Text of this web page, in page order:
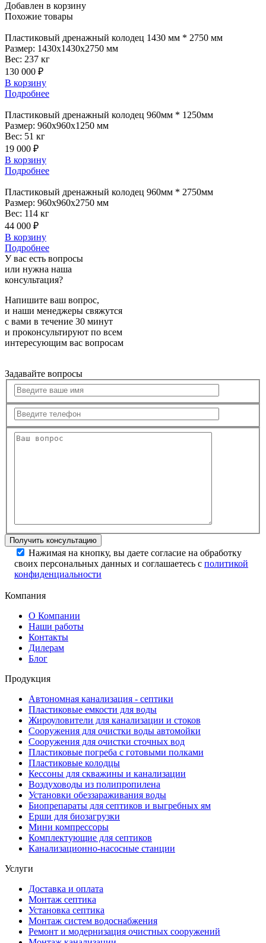
Добавлен в корзину
Похожие товары
Пластиковый дренажный колодец 1430 мм * 2750 мм
Размер: 1430x1430x2750 мм
Вес: 237 кг
130 000 ₽
В корзину
Подробнее
Пластиковый дренажный колодец 960мм * 1250мм
Размер: 960x960x1250 мм
Вес: 51 кг
19 000 ₽
В корзину
Подробнее
Пластиковый дренажный колодец 960мм * 2750мм
Размер: 960x960x2750 мм
Вес: 114 кг
44 000 ₽
В корзину
Подробнее
У вас есть вопросы
или нужна наша
консультация?
Напишите ваш вопрос,
и наши менеджеры свяжутся
с вами в течение 30 минут
и проконсультируют по всем
интересующим вас вопросам
Задавайте вопросы
Нажимая на кнопку, вы даете согласие на обработку
своих персональных данных и соглашаетесь с политикой
конфиденциальности
Компания
О Компании
Наши работы
Контакты
Дилерам
Блог
Продукция
Автономная канализация - септики
Пластиковые емкости для воды
Жироуловители для канализации и стоков
Сооружения для очистки воды автомойки
Сооружения для очистки сточных вод
Пластиковые погреба с готовыми полками
Пластиковые колодцы
Кессоны для скважины и канализации
Воздуховоды из полипропилена
Установки обеззараживания воды
Биопрепараты для септиков и выгребных ям
Ерши для биозагрузки
Мини компрессоры
Комплектующие для септиков
Канализационно-насосные станции
Услуги
Доставка и оплата
Монтаж септика
Установка септика
Монтаж систем водоснабжения
Ремонт и модернизация очистных сооружений